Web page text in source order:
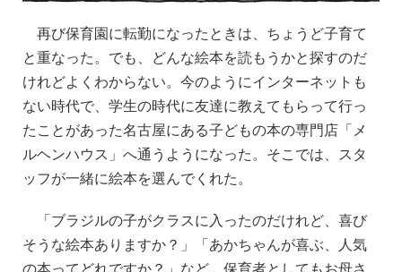
再び保育園に転勤になったときは、ちょうど子育て
と重なった。でも、どんな絵本を読もうかと探すのだ
けれどよくわからない。今のようにインターネットも
ない時代で、学生の時代に友達に教えてもらって行っ
たことがあった名古屋にある子どもの本の専門店「メ
ルヘンハウス」へ通うようになった。そこでは、スタ
ッフが一緒に絵本を選んでくれた。
「ブラジルの子がクラスに入ったのだけれど、喜び
そうな絵本ありますか？」「あかちゃんが喜ぶ、人気